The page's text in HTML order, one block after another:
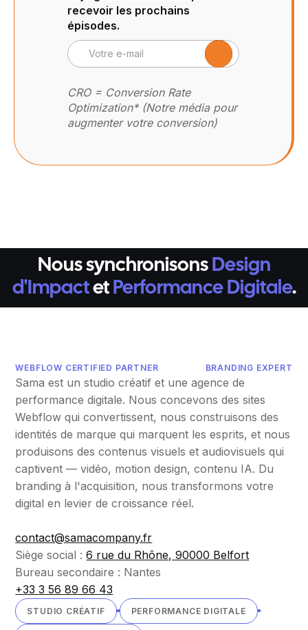
recevoir les prochains
épisodes.
CRO = Conversion Rate
Optimization* (Notre média pour
augmenter votre conversion)
Nous synchronisons Design
d'Impactet Performance Digitale.
WEBFLOW CERTIFIED PARTNER BRANDING EXPERT
Sama est un studio créatif et une agence de
performance digitale. Nous concevons des sites
Webflow qui convertissent, nous construisons des
identités de marque qui marquent les esprits, et nous
produisons des contenus visuels et audiovisuels qui
captivent — vidéo, motion design, contenu IA. Du
branding à l'acquisition, nous transformons votre
digital en levier de croissance réel.
contact@samacompany.fr
Siège social :6 rue du Rhône, 90000 Belfort
Bureau secondaire : Nantes
+33 3 56 89 66 43
STUDIO CRÉATIF PERFORMANCE DIGITALE